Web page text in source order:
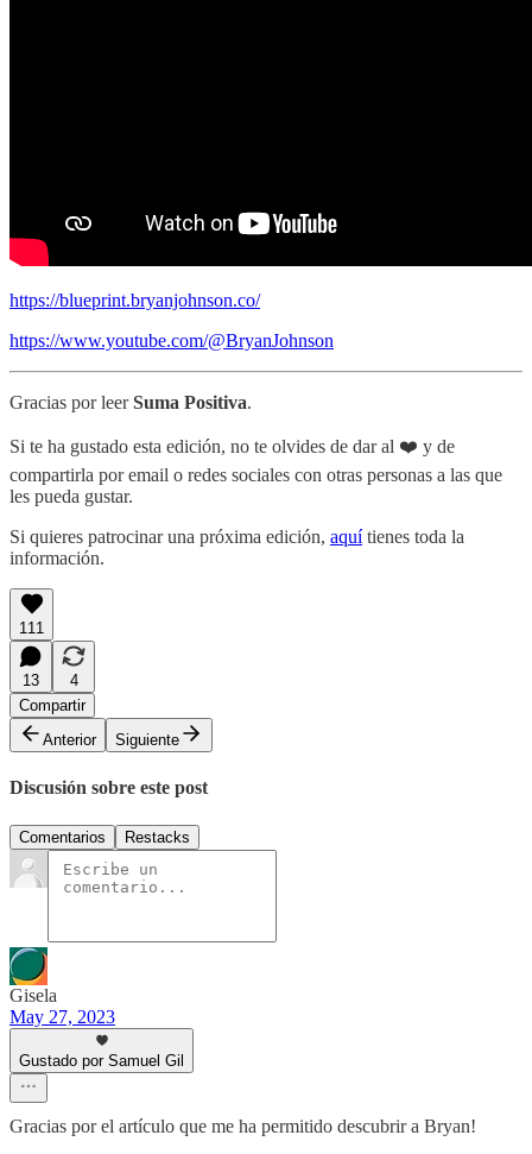
https://blueprint.bryanjohnson.co/
https://www.youtube.com/@BryanJohnson
Gracias por leerSuma Positiva.
Si te ha gustado esta edición, no te olvides de dar al ❤️ y de
compartirla por email o redes sociales con otras personas a las que
les pueda gustar.
Si quieres patrocinar una próxima edición, aquítienes toda la
información.
111
13
4
Compartir
Anterior
Siguiente
Discusión sobre este post
Comentarios Restacks
Gisela
May 27, 2023
Gustado por Samuel Gil
Gracias por el artículo que me ha permitido descubrir a Bryan!